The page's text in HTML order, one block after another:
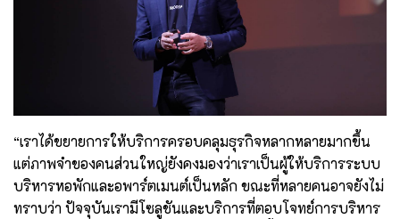
“เราได้ขยายการให้บริการครอบคลุมธุรกิจหลากหลายมากขึ้น
แต่ภาพจำของคนส่วนใหญ่ยังคงมองว่าเราเป็นผู้ให้บริการระบบ
บริหารหอพักและอพาร์ตเมนต์เป็นหลัก ขณะที่หลายคนอาจยังไม่
ทราบว่า ปัจจุบันเรามีโซลูชันและบริการที่ตอบโจทย์การบริหาร